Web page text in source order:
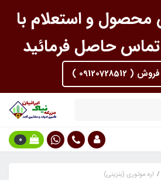
و استعلام با
حاصل فرمائید
09120728512 )
0
اره موتوری (بنزینی)